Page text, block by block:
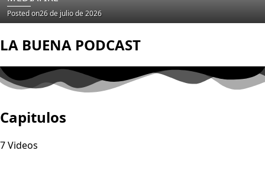
Posted on26 de julio de 2026
LA BUENA PODCAST
Capitulos
7 Videos